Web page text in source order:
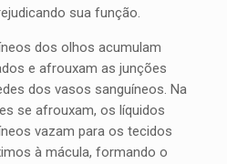
sua função.
dos olhos acumulam
e afrouxam as junções
dos vasos sanguíneos. Na
se afrouxam, os líquidos
vazam para os tecidos
à mácula, formando o